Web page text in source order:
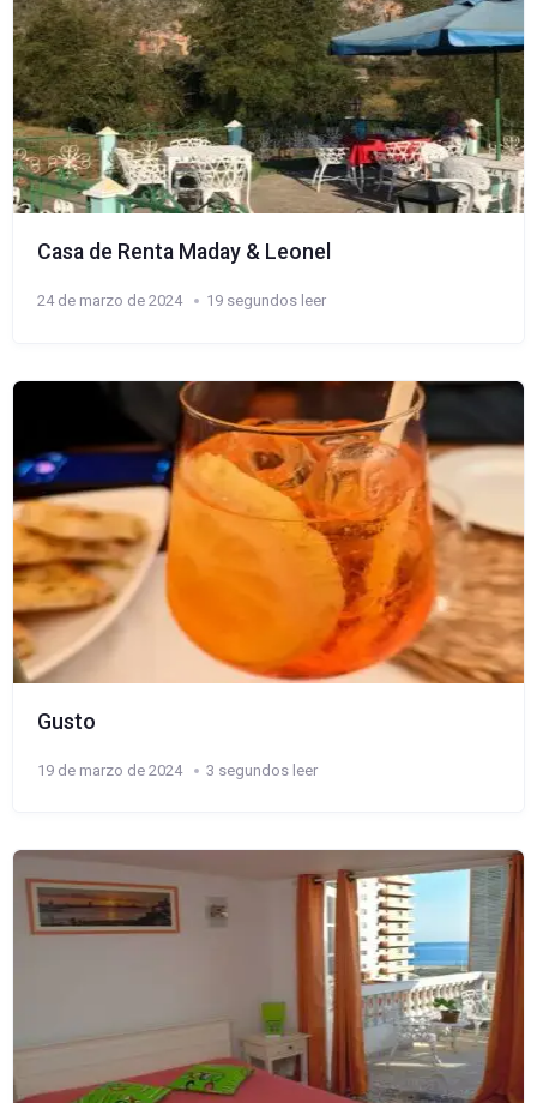
Casa de Renta Maday & Leonel
24 de marzo de 2024 19 segundos leer
Gusto
19 de marzo de 2024 3 segundos leer